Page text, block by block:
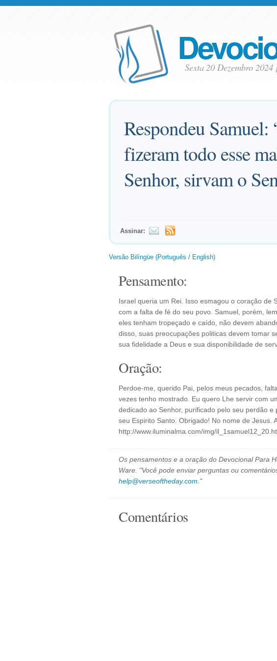
Sexta 20 Dezembro 2024
Respondeu
fizeram todo esse
Senhor, sirvam o
Assinar:
Versão Bilíngüe (Português / English)
Pensamento:
Israel queria um Rei. Isso esmagou o coração de
com a falta de fé do seu povo. Samuel, porém,
eles tenham tropeçado e caído, não devem
disso, suas preocupações politicas devem tomar
sua fidelidade a Deus e sua disponibilidade de
Oração:
Perdoe-me, querido Pai, pelos meus pecados,
vezes tenho mostrado. Eu quero Lhe servir com
dedicado ao Senhor, purificado pelo seu perdão
seu Espirito Santo. Obrigado! No nome de Jesus.
http://www.iluminalma.com/img/
Os pensamentos e a oração do Devocional Para
Ware. "Você pode enviar perguntas ou
help@verseoftheday.com ."
Comentários